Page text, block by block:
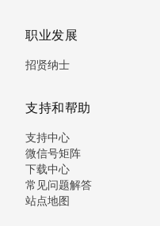
职业发展
招贤纳士
支持和帮助
支持中心
微信号矩阵
下载中心
常见问题解答
站点地图